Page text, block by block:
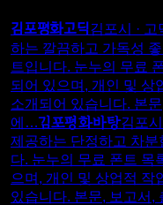
김포평화고딕김포시 · 고
하는 깔끔하고 가독성
트입니다. 눈누의 무료
되어 있으며, 개인 및 상
소개되어 있습니다. 본
에…김포평화바탕김포
제공하는 단정하고 차분
다. 눈누의 무료 폰트 목
으며, 개인 및 상업적 작
있습니다. 본문, 보고서,